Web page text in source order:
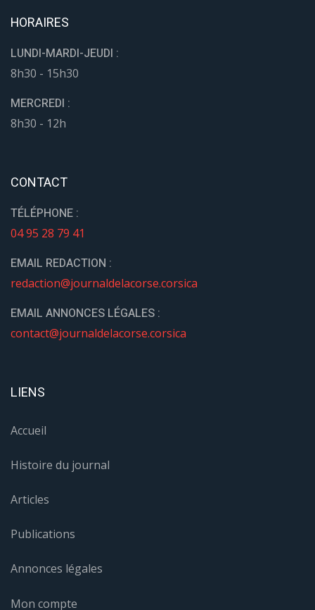
HORAIRES
LUNDI-MARDI-JEUDI :
8h30 - 15h30
MERCREDI :
8h30 - 12h
CONTACT
TÉLÉPHONE :
04 95 28 79 41
EMAIL REDACTION :
redaction@journaldelacorse.corsica
EMAIL ANNONCES LÉGALES :
contact@journaldelacorse.corsica
LIENS
Accueil
Histoire du journal
Articles
Publications
Annonces légales
Mon compte